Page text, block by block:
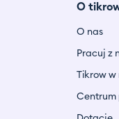
O
O nas
Pracuj z
Tikrow w
Centrum